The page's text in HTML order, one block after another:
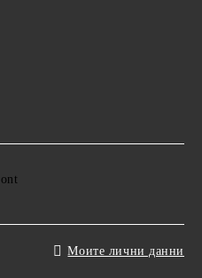
Моите лични данни